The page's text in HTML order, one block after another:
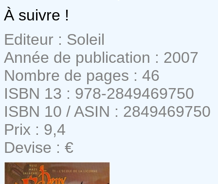
À suivre !
Editeur : Soleil
Année de publication : 2007
Nombre de pages : 46
ISBN 13 : 978-2849469750
ISBN 10 / ASIN : 2849469750
Prix : 9,4
Devise : €